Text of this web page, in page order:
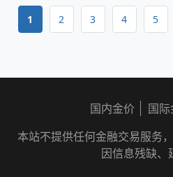
1 2 3 4 5
国内金价 国
本站不提供任何金融交易服务
因信息残缺、